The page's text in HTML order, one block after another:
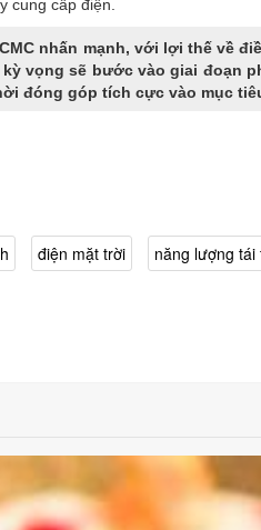
cung cấp điện.
nhấn mạnh, với lợi thế về
kỳ vọng sẽ bước vào giai đoạn
đóng góp tích cực vào mục
điện mặt trời
năng lượng tái